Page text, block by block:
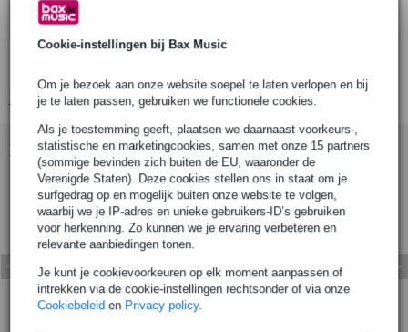
Cookie-instellingen bij Bax Music
Om je bezoek aan onze website soepel te laten verlopen en bij
je te laten passen, gebruiken we functionele cookies.
Als je toestemming geeft, plaatsen we daarnaast voorkeurs-,
statistische en marketingcookies, samen met onze 15 partners
(sommige bevinden zich buiten de EU, waaronder de
Verenigde Staten). Deze cookies stellen ons in staat om je
surfgedrag op en mogelijk buiten onze website te volgen,
waarbij we je IP-adres en unieke gebruikers-ID’s gebruiken
voor herkenning. Zo kunnen we je ervaring verbeteren en
relevante aanbiedingen tonen.
Je kunt je cookievoorkeuren op elk moment aanpassen of
intrekken via de cookie-instellingen rechtsonder of via onze
Cookiebeleid en Privacy policy.
Fishman Neo-D Magnetic Soundhole Pickup Woodgrain
single coil gitaar element
Bekijk alle productspecificaties
Bekijk ook eens (2)